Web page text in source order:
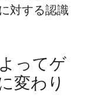
対する認識
ってゲ
変わり